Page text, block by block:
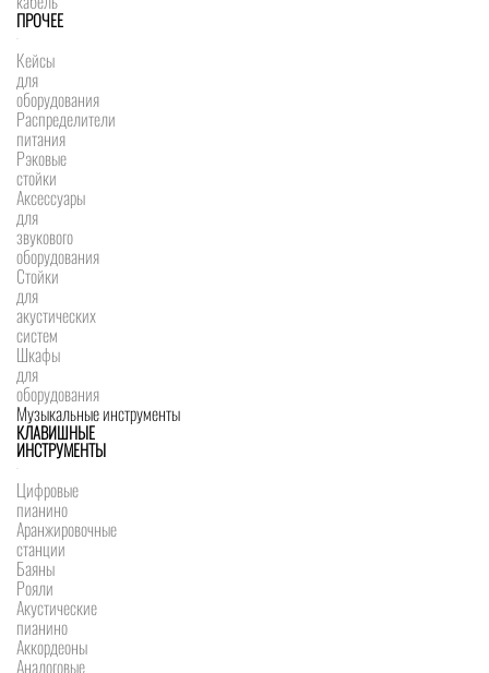
ПРОЧЕЕ
Кейсы
для
оборудования
Распределители
питания
Рэковые
стойки
Аксессуары
для
звукового
оборудования
Стойки
для
акустических
систем
Шкафы
для
оборудования
Музыкальные инструменты
КЛАВИШНЫЕ
ИНСТРУМЕНТЫ
Цифровые
пианино
Аранжировочные
станции
Баяны
Рояли
Акустические
пианино
Аккордеоны
Аналоговые